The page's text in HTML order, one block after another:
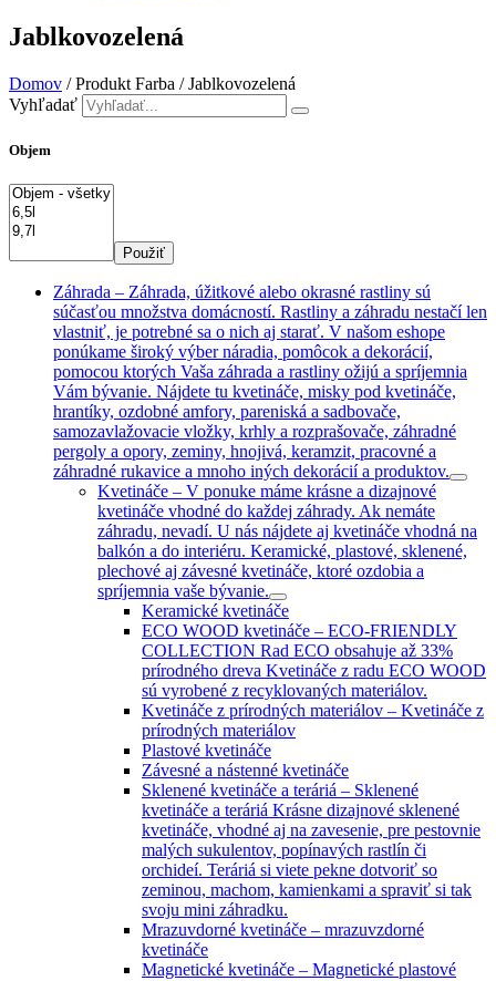
Jablkovozelená
Domov / Produkt Farba / Jablkovozelená
Vyhľadať
Objem
Použiť
Záhrada – Záhrada, úžitkové alebo okrasné rastliny sú
súčasťou množstva domácností. Rastliny a záhradu nestačí len
vlastniť, je potrebné sa o nich aj starať. V našom eshope
ponúkame široký výber náradia, pomôcok a dekorácií,
pomocou ktorých Vaša záhrada a rastliny ožijú a spríjemnia
Vám bývanie. Nájdete tu kvetináče, misky pod kvetináče,
hrantíky, ozdobné amfory, pareniská a sadbovače,
samozavlažovacie vložky, krhly a rozprašovače, záhradné
pergoly a opory, zeminy, hnojivá, keramzit, pracovné a
záhradné rukavice a mnoho iných dekorácií a produktov.
Kvetináče – V ponuke máme krásne a dizajnové
kvetináče vhodné do každej záhrady. Ak nemáte
záhradu, nevadí. U nás nájdete aj kvetináče vhodná na
balkón a do interiéru. Keramické, plastové, sklenené,
plechové aj závesné kvetináče, ktoré ozdobia a
spríjemnia vaše bývanie.
Keramické kvetináče
ECO WOOD kvetináče – ECO-FRIENDLY
COLLECTION Rad ECO obsahuje až 33%
prírodného dreva Kvetináče z radu ECO WOOD
sú vyrobené z recyklovaných materiálov.
Kvetináče z prírodných materiálov – Kvetináče z
prírodných materiálov
Plastové kvetináče
Závesné a nástenné kvetináče
Sklenené kvetináče a teráriá – Sklenené
kvetináče a teráriá Krásne dizajnové sklenené
kvetináče, vhodné aj na zavesenie, pre pestovnie
malých sukulentov, popínavých rastlín či
orchideí. Teráriá si viete pekne dotvoriť so
zeminou, machom, kamienkami a spraviť si tak
svoju mini záhradku.
Mrazuvdorné kvetináče – mrazuvzdorné
kvetináče
Magnetické kvetináče – Magnetické plastové